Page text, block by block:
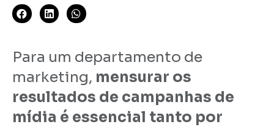
Para um departamento de
marketing, mensurar os
resultados de campanhas de
mídia é essencial tanto por